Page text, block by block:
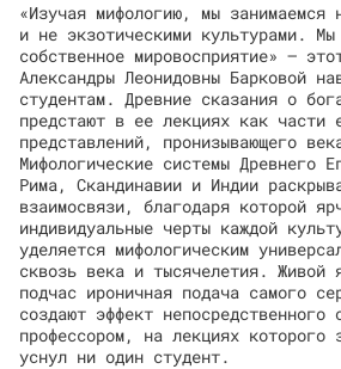
«Изучая мифологию, мы занимаемся
и не экзотическими культурами.
собственное мировосприятие» —
Александры Леонидовны Барковой
студентам. Древние сказания о
предстают в ее лекциях как части
представлений, пронизывающего
Мифологические системы Древнего
Рима, Скандинавии и Индии
взаимосвязи, благодаря которой
индивидуальные черты каждой
уделяется мифологическим
сквозь века и тысячелетия. Живой
подчас ироничная подача самого
создают эффект непосредственного
профессором, на лекциях которого
уснул ни один студент.